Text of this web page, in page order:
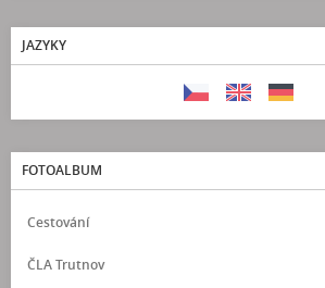
JAZYKY
FOTOALBUM
Cestování
ČLA Trutnov